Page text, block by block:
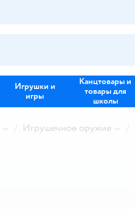
Игрушки и
игры
Канцтовары и
товары для
школы
Игрушечное оружие